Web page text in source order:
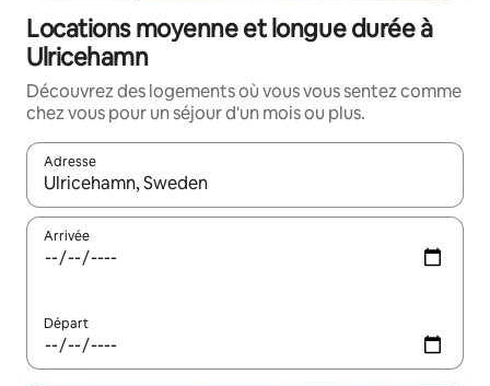
Locations moyenne et longue durée à
Ulricehamn
Découvrez des logements où vous vous sentez comme
chez vous pour un séjour d'un mois ou plus.
Adresse
Lorsque les résultats s'affichent, utilisez les flèches vers le
Arrivée
Départ